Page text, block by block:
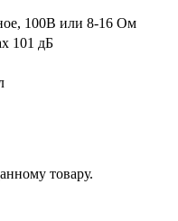
100В или 8-16 Ом
101 дБ
товару.